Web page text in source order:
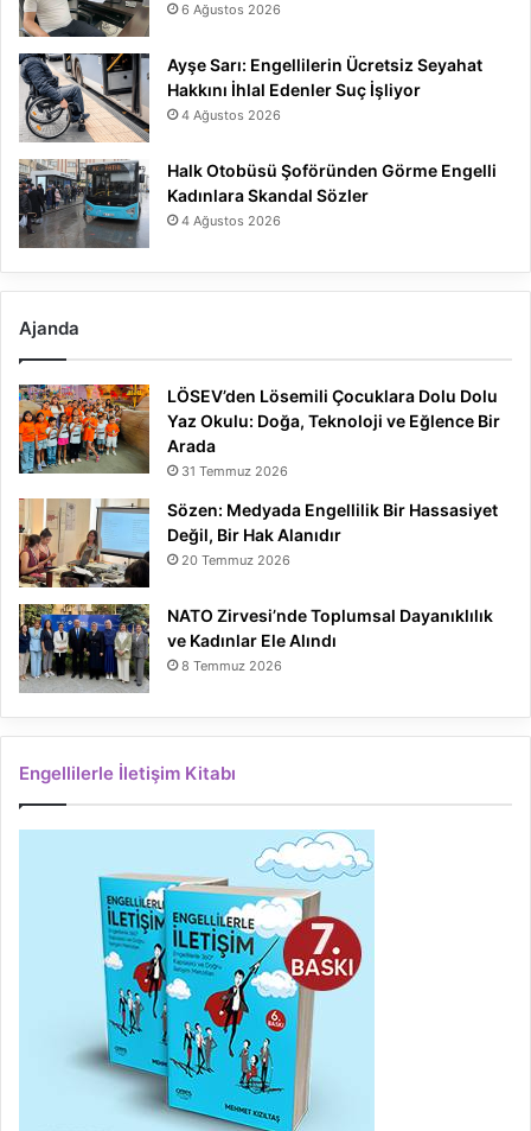
6 Ağustos 2026
Ayşe Sarı: Engellilerin Ücretsiz Seyahat
Hakkını İhlal Edenler Suç İşliyor
4 Ağustos 2026
Halk Otobüsü Şoföründen Görme Engelli
Kadınlara Skandal Sözler
4 Ağustos 2026
Ajanda
LÖSEV’den Lösemili Çocuklara Dolu Dolu
Yaz Okulu: Doğa, Teknoloji ve Eğlence Bir
Arada
31 Temmuz 2026
Sözen: Medyada Engellilik Bir Hassasiyet
Değil, Bir Hak Alanıdır
20 Temmuz 2026
NATO Zirvesi’nde Toplumsal Dayanıklılık
ve Kadınlar Ele Alındı
8 Temmuz 2026
Engellilerle İletişim Kitabı